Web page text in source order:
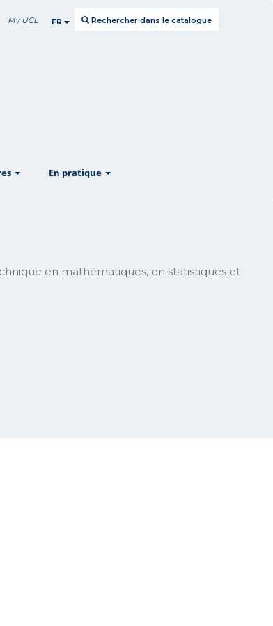
My UCL FR Rechercher dans le catalogue
En pratique
en mathématiques, en statistiques et